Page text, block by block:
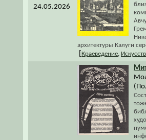
24.05.2026
архитектуры Калуги
Краеведение